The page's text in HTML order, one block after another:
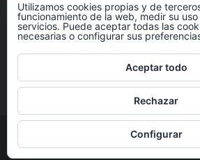
Política de cookies
Más información sobre las cookies
CON TUS PROPIAS MANOS
Utilizamos cookies propias y de
funcionamiento de la web, medir su
servicios. Puede aceptar todas las
necesarias o configurar sus
Aceptar todo
Rechazar
Configurar